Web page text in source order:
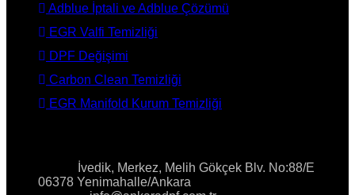
Adblue İptali ve Adblue Çözümü
EGR Valfi Temizliği
DPF Değişimi
Carbon Clean Temizliği
EGR Manifold Kurum Temizliği
İvedik, Merkez, Melih Gökçek Blv. No:88/E
06378 Yenimahalle/Ankara